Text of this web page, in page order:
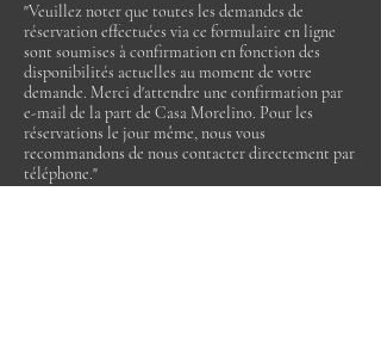
"Veuillez noter que toutes les demandes de
réservation effectuées via ce formulaire en ligne
sont soumises à confirmation en fonction des
disponibilités actuelles au moment de votre
demande. Merci d'attendre une confirmation par
e-mail de la part de Casa Morelino. Pour les
réservations le jour même, nous vous
recommandons de nous contacter directement par
téléphone."